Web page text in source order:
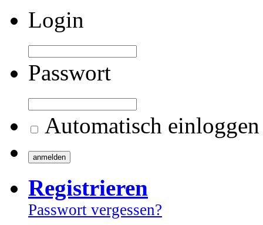
Login
Passwort
Automatisch einloggen
Registrieren
Passwort vergessen?